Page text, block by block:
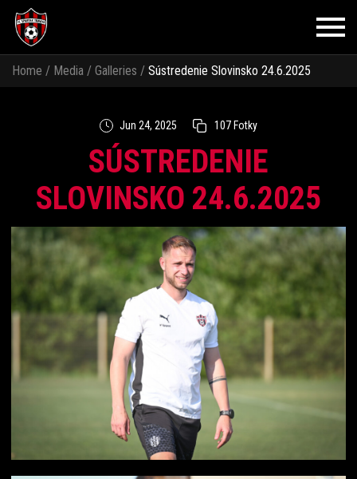
Home / Media / Galleries / Sústredenie Slovinsko 24.6.2025
Jun 24, 2025 107 Fotky
SÚSTREDENIE
SLOVINSKO 24.6.2025